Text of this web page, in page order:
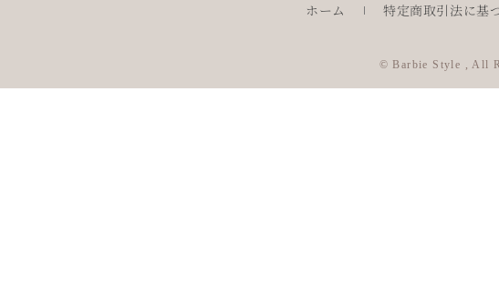
ホーム 特定商取引法に基
© Barbie Style , All